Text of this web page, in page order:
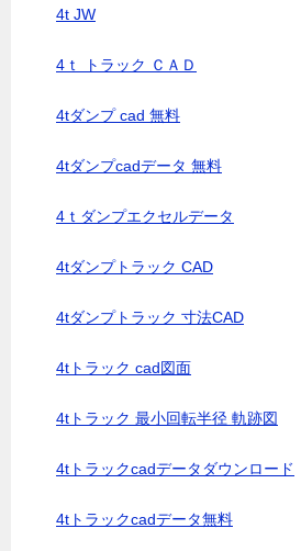
4t JW
4ｔ トラック ＣＡＤ
4tダンプ cad 無料
4tダンプcadデータ 無料
4ｔダンプエクセルデータ
4tダンプトラック CAD
4tダンプトラック 寸法CAD
4tトラック cad図面
4tトラック 最小回転半径 軌跡図
4tトラックcadデータダウンロード
4tトラックcadデータ無料